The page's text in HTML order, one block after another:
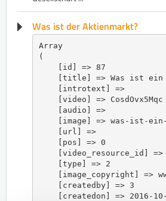
Was ist der Aktienmarkt?
Array
(
    [id] => 87
[title] => Was ist ein
    [introtext] =>
    [video] => CosdOvx5Mqc
    [audio] =>
[image] => was-ist-
    [url] =>
    [pos] => 0
[video_resource_id] =>
    [type] => 2
[image_copyright] =>
    [createdby] => 3
[createdon] => 2016-